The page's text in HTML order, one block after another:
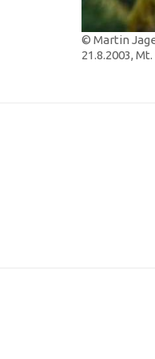
© Martin
21.8.2003,